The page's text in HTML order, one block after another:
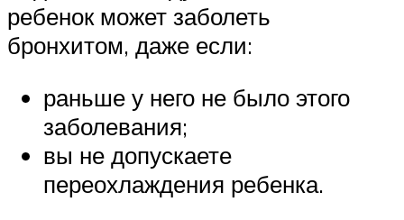
ребенок может заболеть
бронхитом, даже если:
раньше у него не было этого
заболевания;
вы не допускаете
переохлаждения ребенка.